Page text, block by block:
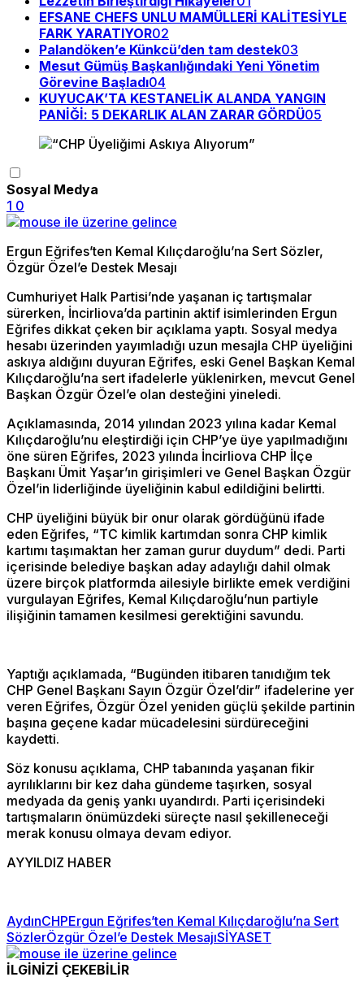
EFSANE CHEFS UNLU MAMÜLLERİ KALİTESİYLE
FARK YARATIYOR02
Palandöken’e Künkcü’den tam destek03
Mesut Gümüş Başkanlığındaki Yeni Yönetim
Görevine Başladı04
KUYUCAK’TA KESTANELİK ALANDA YANGIN
PANİĞİ: 5 DEKARLIK ALAN ZARAR GÖRDÜ05
Sosyal Medya
1 0
Ergun Eğrifes’ten Kemal Kılıçdaroğlu’na Sert Sözler,
Özgür Özel’e Destek Mesajı
Cumhuriyet Halk Partisi’nde yaşanan iç tartışmalar
sürerken, İncirliova’da partinin aktif isimlerinden Ergun
Eğrifes dikkat çeken bir açıklama yaptı. Sosyal medya
hesabı üzerinden yayımladığı uzun mesajla CHP üyeliğini
askıya aldığını duyuran Eğrifes, eski Genel Başkan Kemal
Kılıçdaroğlu’na sert ifadelerle yüklenirken, mevcut Genel
Başkan Özgür Özel’e olan desteğini yineledi.
Açıklamasında, 2014 yılından 2023 yılına kadar Kemal
Kılıçdaroğlu’nu eleştirdiği için CHP’ye üye yapılmadığını
öne süren Eğrifes, 2023 yılında İncirliova CHP İlçe
Başkanı Ümit Yaşar’ın girişimleri ve Genel Başkan Özgür
Özel’in liderliğinde üyeliğinin kabul edildiğini belirtti.
CHP üyeliğini büyük bir onur olarak gördüğünü ifade
eden Eğrifes, “TC kimlik kartımdan sonra CHP kimlik
kartımı taşımaktan her zaman gurur duydum” dedi. Parti
içerisinde belediye başkan aday adaylığı dahil olmak
üzere birçok platformda ailesiyle birlikte emek verdiğini
vurgulayan Eğrifes, Kemal Kılıçdaroğlu’nun partiyle
ilişiğinin tamamen kesilmesi gerektiğini savundu.
Yaptığı açıklamada, “Bugünden itibaren tanıdığım tek
CHP Genel Başkanı Sayın Özgür Özel’dir” ifadelerine yer
veren Eğrifes, Özgür Özel yeniden güçlü şekilde partinin
başına geçene kadar mücadelesini sürdüreceğini
kaydetti.
Söz konusu açıklama, CHP tabanında yaşanan fikir
ayrılıklarını bir kez daha gündeme taşırken, sosyal
medyada da geniş yankı uyandırdı. Parti içerisindeki
tartışmaların önümüzdeki süreçte nasıl şekilleneceği
merak konusu olmaya devam ediyor.
AYYILDIZ HABER
AydınCHPErgun Eğrifes’ten Kemal Kılıçdaroğlu’na Sert
SözlerÖzgür Özel’e Destek MesajıSİYASET
İLGİNİZİ ÇEKEBİLİR